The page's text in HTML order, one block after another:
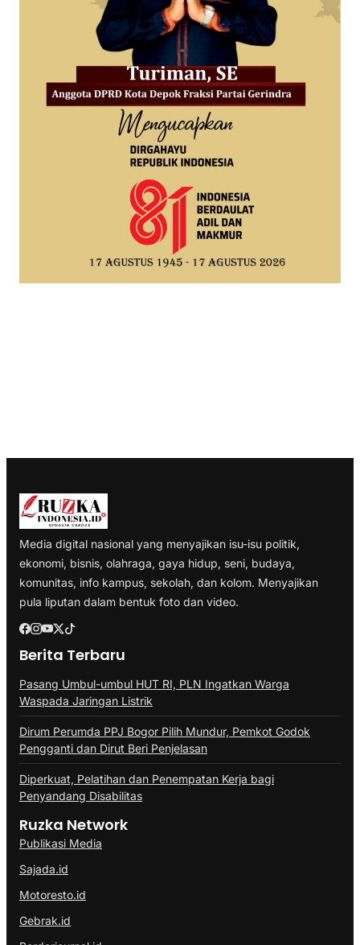
Media digital nasional yang menyajikan isu-isu politik,
ekonomi, bisnis, olahraga, gaya hidup, seni, budaya,
komunitas, info kampus, sekolah, dan kolom. Menyajikan
pula liputan dalam bentuk foto dan video.
Berita Terbaru
Pasang Umbul-umbul HUT RI, PLN Ingatkan Warga
Waspada Jaringan Listrik
Dirum Perumda PPJ Bogor Pilih Mundur, Pemkot Godok
Pengganti dan Dirut Beri Penjelasan
Diperkuat, Pelatihan dan Penempatan Kerja bagi
Penyandang Disabilitas
Ruzka Network
Publikasi Media
Sajada.id
Motoresto.id
Gebrak.id